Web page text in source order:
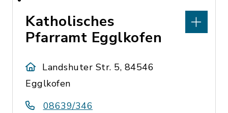
Katholisches
Pfarramt Egglkofen
Landshuter Str. 5, 84546
Egglkofen
08639/346